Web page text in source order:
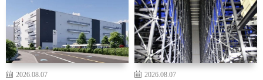
2026.08.07
2026.08.07